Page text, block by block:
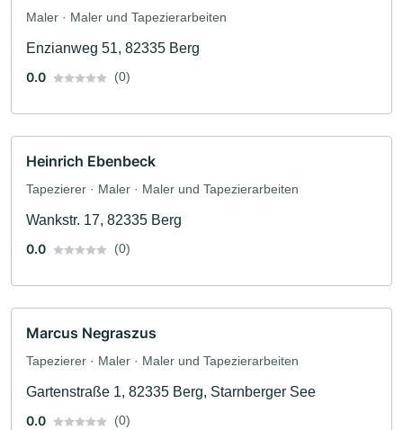
Maler · Maler und Tapezierarbeiten
Enzianweg 51, 82335 Berg
0.0
(0)
Heinrich Ebenbeck
Tapezierer · Maler · Maler und Tapezierarbeiten
Wankstr. 17, 82335 Berg
0.0
(0)
Marcus Negraszus
Tapezierer · Maler · Maler und Tapezierarbeiten
Gartenstraße 1, 82335 Berg, Starnberger See
0.0
(0)